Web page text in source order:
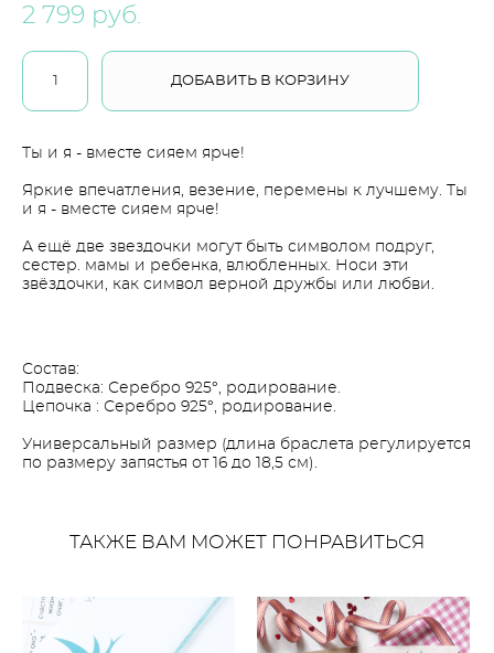
2 799 pуб.
ДОБАВИТЬ В КОРЗИНУ
Ты и я - вместе сияем ярче!
Яркие впечатления, везение, перемены к лучшему. Ты
и я - вместе сияем ярче!
​А ещё две звездочки могут быть символом подруг,
сестер. мамы и ребенка, влюбленных. Носи эти
звёздочки, как символ верной дружбы или любви.
Состав:
Подвеска: Серебро 925°, родирование.
Цепочка : Серебро 925°, родирование.
Универсальный размер (длина браслета регулируется
по размеру запястья от 16 до 18,5 см).
ТАКЖЕ ВАМ МОЖЕТ ПОНРАВИТЬСЯ